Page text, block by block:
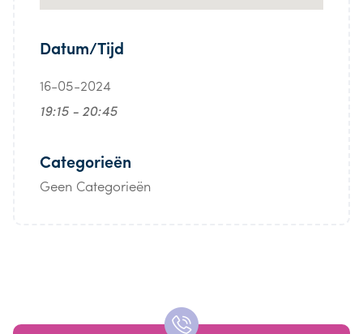
Datum/Tijd
16-05-2024
19:15 - 20:45
Categorieën
Geen Categorieën